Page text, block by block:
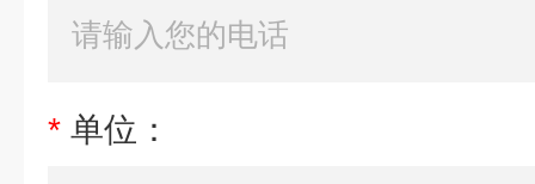
* 单位：